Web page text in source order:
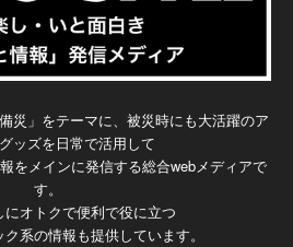
災」をテーマに、被災時にも大活躍のア
ッズを日常で活用して
をメインに発信する総合webメディアで
す。
にオトクで便利で役に立つ
系の情報も提供しています。